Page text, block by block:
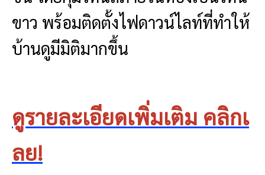
ขาว พร้อมติดตั้งไฟดาวน์ไลท์ที่ทำให้
บ้านดูมีมิติมากขึ้น
ดูรายละเอียดเพิ่มเติม คลิกเ
ลย!